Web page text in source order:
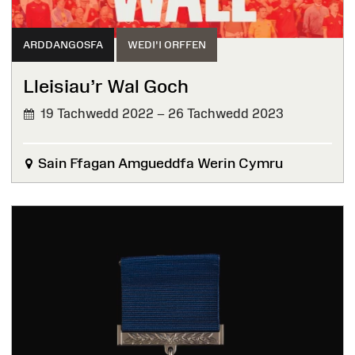
ARDDANGOSFA WEDI'I ORFFEN
Lleisiau’r Wal Goch
19 Tachwedd 2022 – 26 Tachwedd 2023
WEDI'I
Sain Ffagan Amgueddfa Werin Cymru